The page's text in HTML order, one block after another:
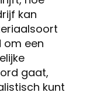
kan
om een
gaat,
kunt